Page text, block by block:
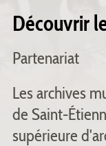
Découvrir
Partenariat
Les archives
de Saint-
supérieure